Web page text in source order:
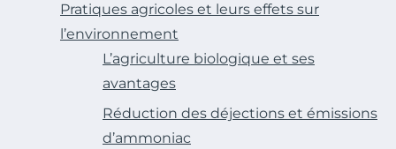
Pratiques agricoles et leurs effets sur
l’environnement
L’agriculture biologique et ses
avantages
Réduction des déjections et émissions
d’ammoniac